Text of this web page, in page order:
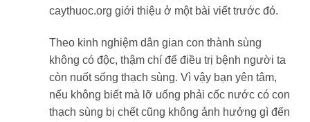
caythuoc.org giới thiệu ở một bài viết trước đó.
Theo kinh nghiệm dân gian con thành sùng
không có độc, thậm chí để điều trị bệnh người ta
còn nuốt sống thạch sùng. Vì vậy bạn yên tâm,
nếu không biết mà lỡ uống phải cốc nước có con
thạch sùng bị chết cũng không ảnh hưởng gì đến